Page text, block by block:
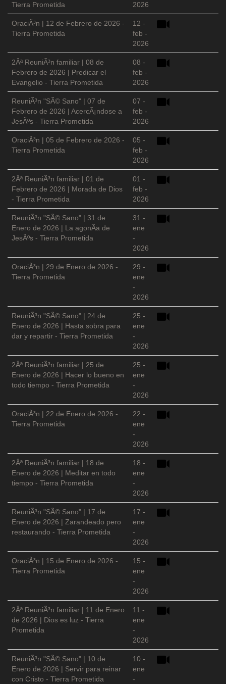
Tierra Prometida
2026
OraciÃ³n | 12 de Febrero de 2026 -
Tierra Prometida
12 -
feb -
2026
2Âª ReuniÃ³n familiar | 08 de
Febrero de 2026 | Predicar el
Evangelio - Tierra Prometida
08 -
feb -
2026
ReuniÃ³n "SÃ© Sano" | 07 de
Febrero de 2026 | AcercÃ¡ndose a
JesÃºs - Tierra Prometida
07 -
feb -
2026
OraciÃ³n | 05 de Febrero de 2026 -
Tierra Prometida
05 -
feb -
2026
2Âª ReuniÃ³n familiar | 01 de
Febrero de 2026 | Morada de Dios
- Tierra Prometida
01 -
feb -
2026
ReuniÃ³n "SÃ© Sano" | 31 de
Enero de 2026 | La agonÃ­a de
JesÃºs - Tierra Prometida
31 -
ene
-
2026
OraciÃ³n | 29 de Enero de 2026 -
Tierra Prometida
29 -
ene
-
2026
ReuniÃ³n "SÃ© Sano" | 24 de
Enero de 2026 | Hasta sobra para
dar y repartir - Tierra Prometida
25 -
ene
-
2026
2Âª ReuniÃ³n familiar | 25 de
Enero de 2026 | Hacer lo bueno en
todo tiempo - Tierra Prometida
25 -
ene
-
2026
OraciÃ³n | 22 de Enero de 2026 -
Tierra Prometida
22 -
ene
-
2026
2Âª ReuniÃ³n familiar | 18 de
Enero de 2026 | Meditar en todo
tiempo - Tierra Prometida
18 -
ene
-
2026
ReuniÃ³n "SÃ© Sano" | 17 de
Enero de 2026 | Zarandeado pero
restaurando - Tierra Prometida
17 -
ene
-
2026
OraciÃ³n | 15 de Enero de 2026 -
Tierra Prometida
15 -
ene
-
2026
2Âª ReuniÃ³n familiar | 11 de Enero
de 2026 | Dios es luz - Tierra
Prometida
11 -
ene
-
2026
ReuniÃ³n "SÃ© Sano" | 10 de
Enero de 2026 | Servir para reinar
con Cristo - Tierra Prometida
10 -
ene
-